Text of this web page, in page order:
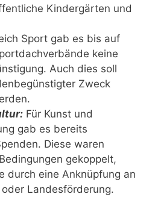
Kindergärten und
Sport gab es bis auf
keine
Auch dies soll
Zweck
Für Kunst und
gab es bereits
Diese waren
gekoppelt,
durch eine Anknüpfung an
Landesförderung.